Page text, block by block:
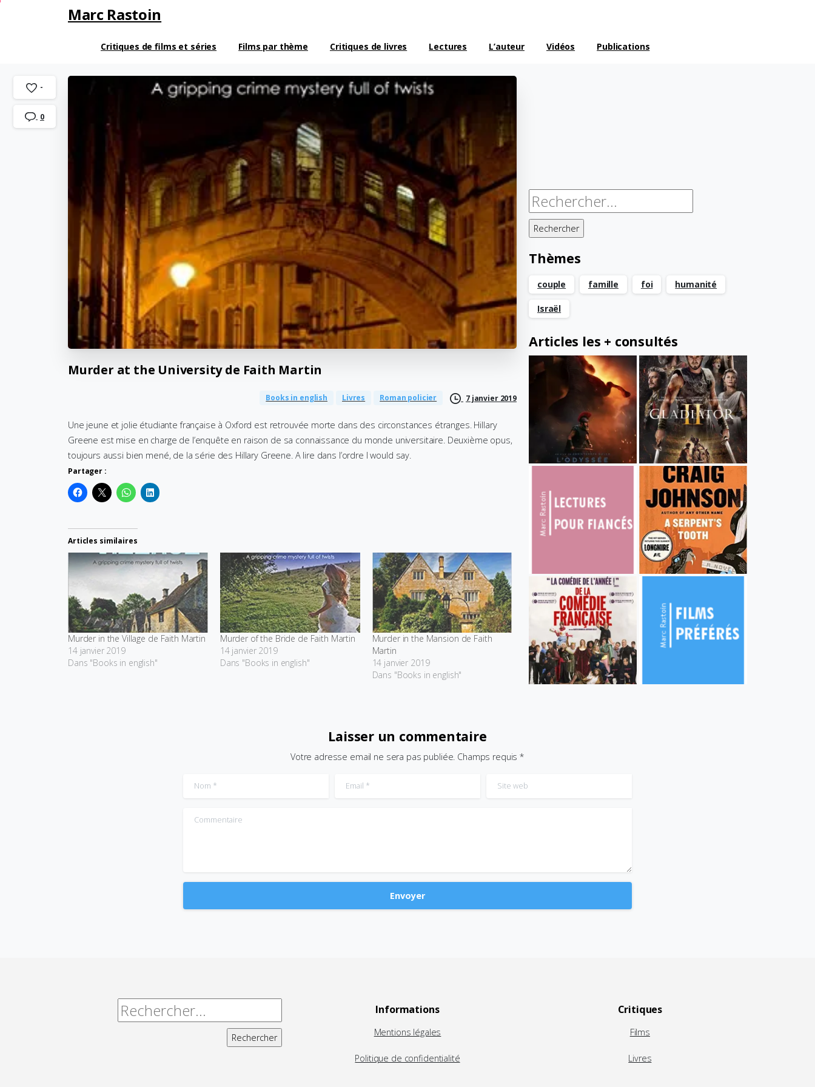
Marc Rastoin
Critiques de films et séries Films par thème Critiques de livres Lectures L’auteur Vidéos Publications
Murder at the University de Faith Martin
Books in english Livres Roman policier 7 janvier 2019
Une jeune et jolie étudiante française à Oxford est retrouvée morte dans des circonstances étranges. Hillary
Greene est mise en charge de l’enquête en raison de sa connaissance du monde universitaire. Deuxième opus,
toujours aussi bien mené, de la série des Hillary Greene. A lire dans l’ordre I would say.
Partager :
Articles similaires
Murder in the Village de Faith Martin
14 janvier 2019
Dans "Books in english"
Murder of the Bride de Faith Martin
14 janvier 2019
Dans "Books in english"
Murder in the Mansion de Faith
Martin
14 janvier 2019
Dans "Books in english"
-
0
Rechercher :
Thèmes
couple famille foi humanité
Israël
Articles les + consultés
Laisser un commentaire
Votre adresse email ne sera pas publiée. Champs requis *
Nom Email Site web
Commentaire
Rechercher : Informations
Mentions légales
Politique de confidentialité
Critiques
Films
Livres